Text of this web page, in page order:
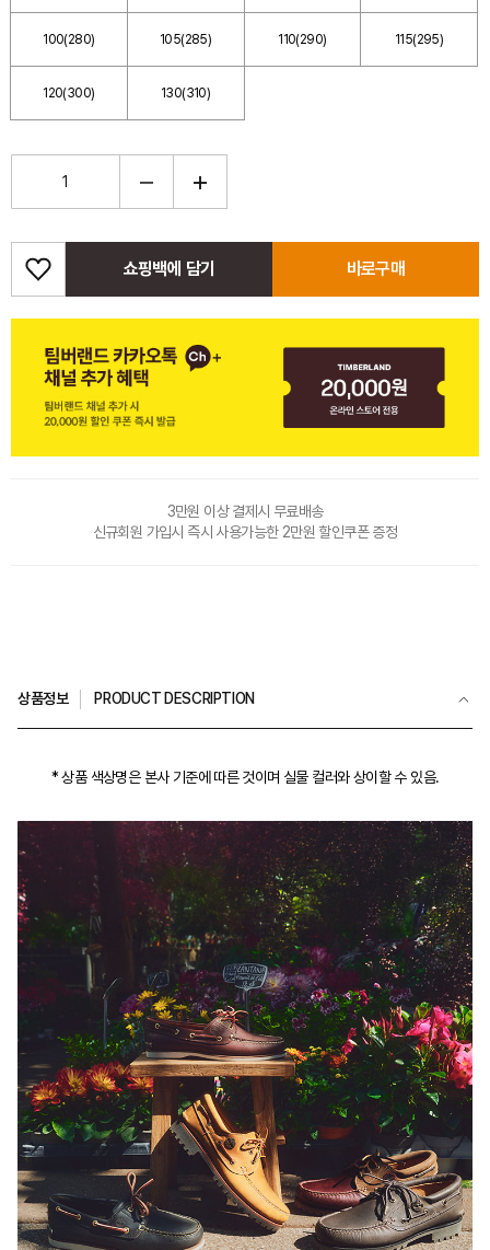
100(280) 105(285) 110(290) 115(295)
120(300) 130(310)
쇼핑백에 담기 바로구매
3만원 이상 결제시 무료배송
신규회원 가입시 즉시 사용가능한 2만원 할인쿠폰 증정
상품정보 PRODUCT DESCRIPTION
* 상품 색상명은 본사 기준에 따른 것이며 실물 컬러와 상이할 수 있음.